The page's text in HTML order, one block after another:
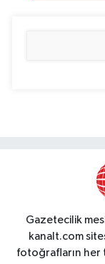
Gazetecilik
kanalt.com
fotoğrafların her